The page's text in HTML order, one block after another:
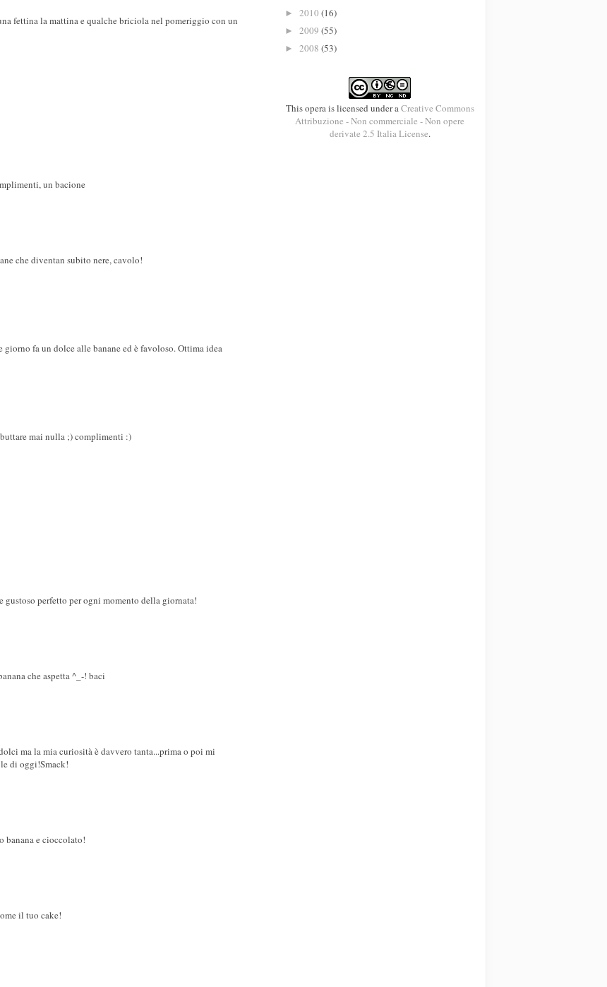
fettina la mattina e qualche briciola nel pomeriggio con un
un bacione
che diventan subito nere, cavolo!
fa un dolce alle banane ed è favoloso. Ottima idea
mai nulla ;) complimenti :)
gustoso perfetto per ogni momento della giornata!
che aspetta ^_-! baci
ma la mia curiosità è davvero tanta...prima o poi mi
di oggi!Smack!
banana e cioccolato!
il tuo cake!
► 2010 (16)
► 2009 (55)
► 2008 (53)
This opera is licensed under aCreative Commons
Attribuzione - Non commerciale - Non opere
derivate 2.5 Italia License.